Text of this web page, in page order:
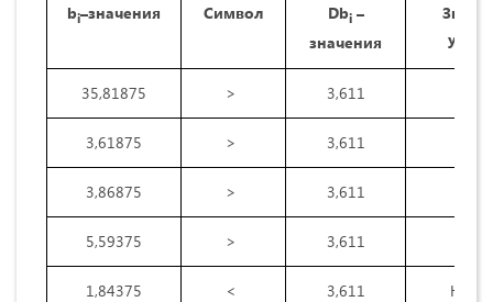
bi–значения Символ Dbi–
значения
35,81875 > 3,611
3,61875 > 3,611
3,86875 > 3,611
5,59375 > 3,611
1,84375 < 3,611 Не